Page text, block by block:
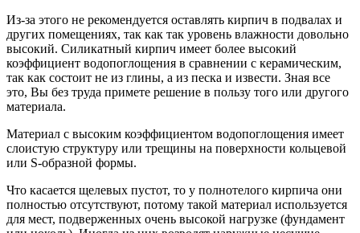
Из-за этого не рекомендуется оставлять кирпич в подвалах и
других помещениях, так как так уровень влажности довольно
высокий. Силикатный кирпич имеет более высокий
коэффициент водопоглощения в сравнении с керамическим,
так как состоит не из глины, а из песка и извести. Зная все
это, Вы без труда примете решение в пользу того или другого
материала.
Материал с высоким коэффициентом водопоглощения имеет
слоистую структуру или трещины на поверхности кольцевой
или S-образной формы.
Что касается щелевых пустот, то у полнотелого кирпича они
полностью отсутствуют, потому такой материал используется
для мест, подверженных очень высокой нагрузке (фундамент